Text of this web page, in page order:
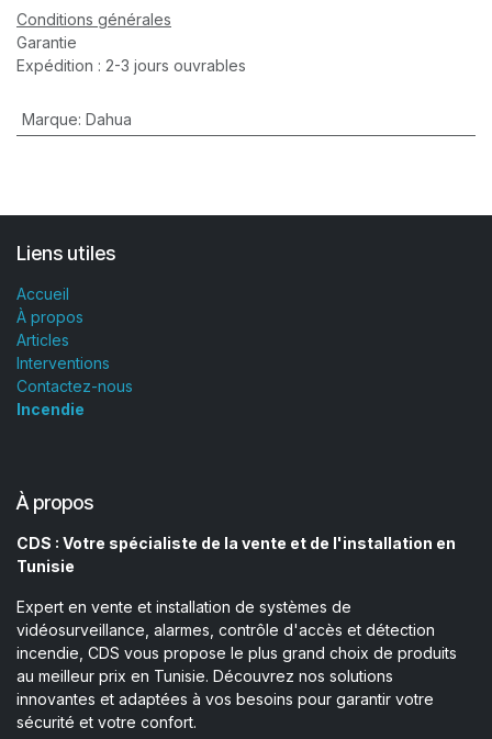
Conditions générales
Garantie
Expédition : 2-3 jours ouvrables
Marque: Dahua
Liens utiles
Accueil
À propos
Articles
Interventions
Contactez-nous
Incendie
À propos
CDS : Votre spécialiste de la vente et de l'installation en
Tunisie
Expert en vente et installation de systèmes de
vidéosurveillance, alarmes, contrôle d'accès et détection
incendie, CDS vous propose le plus grand choix de produits
au meilleur prix en Tunisie. Découvrez nos solutions
innovantes et adaptées à vos besoins pour garantir votre
sécurité et votre confort.